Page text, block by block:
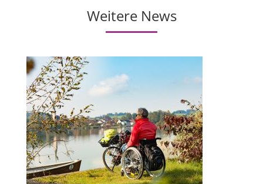
Weitere News